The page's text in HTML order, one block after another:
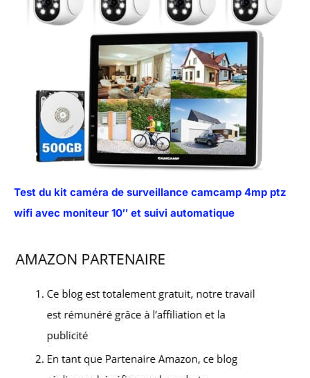
Test du kit caméra de surveillance camcamp 4mp ptz
wifi avec moniteur 10″ et suivi automatique